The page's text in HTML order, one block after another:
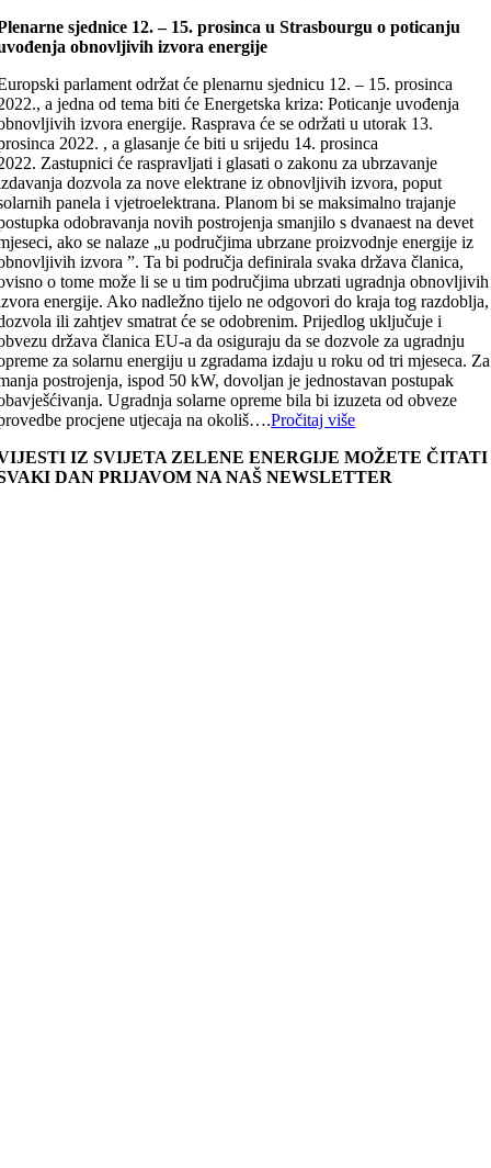
sjednice 12. – 15. prosinca u Strasbourgu o poticanju
obnovljivih izvora energije
parlament održat će plenarnu sjednicu 12. – 15. prosinca
a jedna od tema biti će Energetska kriza: Poticanje uvođenja
izvora energije. Rasprava će se održati u utorak 13.
2022. , a glasanje će biti u srijedu 14. prosinca
Zastupnici će raspravljati i glasati o zakonu za ubrzavanje
dozvola za nove elektrane iz obnovljivih izvora, poput
panela i vjetroelektrana. Planom bi se maksimalno trajanje
odobravanja novih postrojenja smanjilo s dvanaest na devet
ako se nalaze „u područjima ubrzane proizvodnje energije iz
izvora ”. Ta bi područja definirala svaka država članica,
o tome može li se u tim područjima ubrzati ugradnja obnovljivih
energije. Ako nadležno tijelo ne odgovori do kraja tog razdoblja,
ili zahtjev smatrat će se odobrenim. Prijedlog uključuje i
država članica EU-a da osiguraju da se dozvole za ugradnju
za solarnu energiju u zgradama izdaju u roku od tri mjeseca. Za
postrojenja, ispod 50 kW, dovoljan je jednostavan postupak
Ugradnja solarne opreme bila bi izuzeta od obveze
procjene utjecaja na okoliš….Pročitaj više
IZ SVIJETA ZELENE ENERGIJE MOŽETE ČITATI
DAN PRIJAVOM NA NAŠ NEWSLETTER